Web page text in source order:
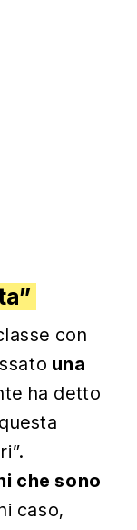
con
una
ha detto
che sono
caso,